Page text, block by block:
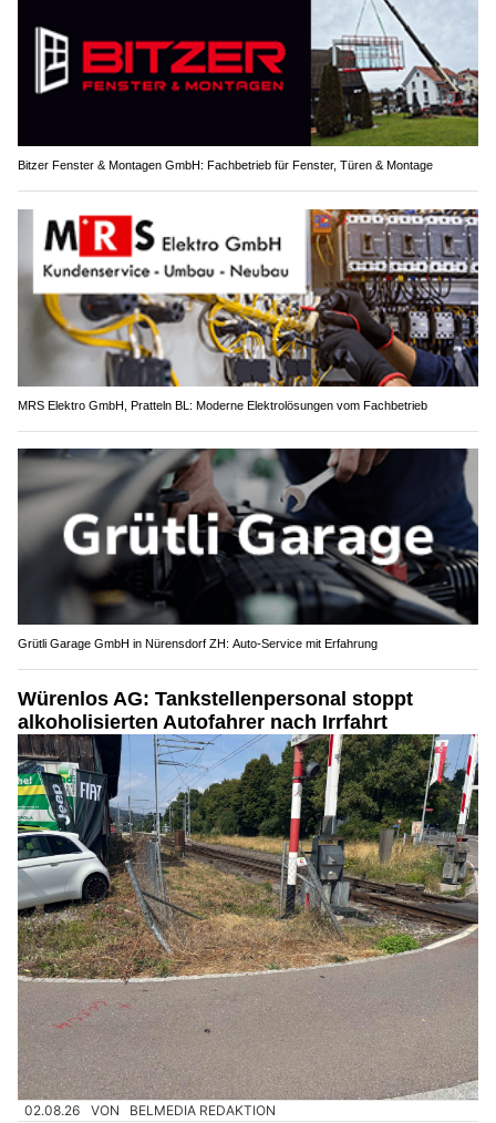
Bitzer Fenster & Montagen GmbH: Fachbetrieb für Fenster, Türen & Montage
MRS Elektro GmbH, Pratteln BL: Moderne Elektrolösungen vom Fachbetrieb
Grütli Garage GmbH in Nürensdorf ZH: Auto-Service mit Erfahrung
Würenlos AG: Tankstellenpersonal stoppt
alkoholisierten Autofahrer nach Irrfahrt
02.08.26 VON BELMEDIA REDAKTION